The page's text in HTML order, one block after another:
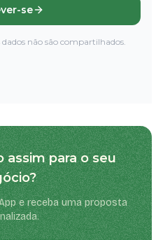
se
dados não são compartilhados.
assim para o seu
e receba uma proposta